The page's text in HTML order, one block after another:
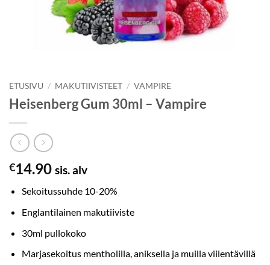
ETUSIVU / MAKUTIIVISTEET / VAMPIRE
Heisenberg Gum 30ml – Vampire
€14.90 sis. alv
Sekoitussuhde 10-20%
Englantilainen makutiiviste
30ml pullokoko
Marjasekoitus mentholilla, aniksella ja muilla viilentävillä